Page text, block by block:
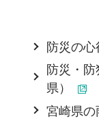
防災の心
防災・
県）
宮崎県の